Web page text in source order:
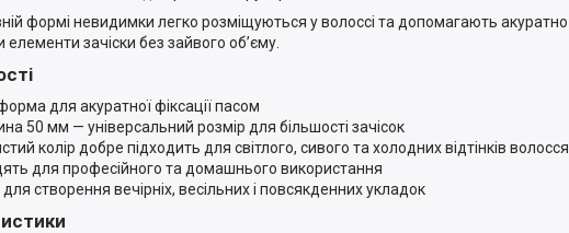
формі невидимки легко розміщуються у волоссі та допомагають акуратно
елементи зачіски без зайвого об’єму.
для акуратної фіксації пасом
50 мм — універсальний розмір для більшості зачісок
колір добре підходить для світлого, сивого та холодних відтінків волосся
для професійного та домашнього використання
для створення вечірніх, весільних і повсякденних укладок